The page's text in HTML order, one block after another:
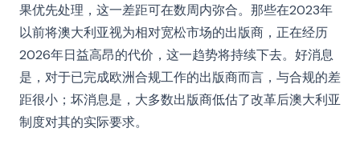
果优先处理，这一差距可在数周内弥合。那些在2023年
以前将澳大利亚视为相对宽松市场的出版商，正在经历
2026年日益高昂的代价，这一趋势将持续下去。好消息
是，对于已完成欧洲合规工作的出版商而言，与合规的差
距很小；坏消息是，大多数出版商低估了改革后澳大利亚
制度对其的实际要求。